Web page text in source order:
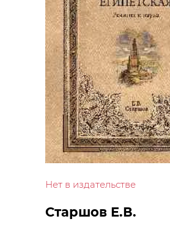
Нет в издательстве
Старшов Е.В.